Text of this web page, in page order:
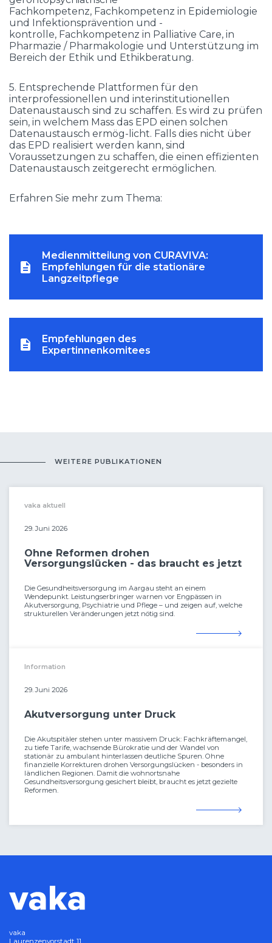
Fachkompetenz, Fachkompetenz in Epidemiologie
und Infektionsprävention und -
kontrolle, Fachkompetenz in Palliative Care, in
Pharmazie / Pharmakologie und Unterstützung im
Bereich der Ethik und Ethikberatung.
5. Entsprechende Plattformen für den
interprofessionellen und interinstitutionellen
Datenaustausch sind zu schaffen. Es wird zu prüfen
sein, in welchem Mass das EPD einen solchen
Datenaustausch ermög-licht. Falls dies nicht über
das EPD realisiert werden kann, sind
Voraussetzungen zu schaffen, die einen effizienten
Datenaustausch zeitgerecht ermöglichen.
Erfahren Sie mehr zum Thema:
Medienmitteilung von CURAVIVA:
Empfehlungen für die stationäre
Langzeitpflege
Empfehlungen des
Expertinnenkomitees
WEITERE PUBLIKATIONEN
vaka aktuell
29. Juni 2026
Ohne Reformen drohen
Versorgungslücken - das braucht es jetzt
Die Gesundheitsversorgung im Aargau steht an einem
Wendepunkt. Leistungserbringer warnen vor Engpässen in
Akutversorgung, Psychiatrie und Pflege – und zeigen auf, welche
strukturellen Veränderungen jetzt nötig sind.
Information
29. Juni 2026
Akutversorgung unter Druck
Die Akutspitäler stehen unter massivem Druck: Fachkräftemangel,
zu tiefe Tarife, wachsende Bürokratie und der Wandel von
stationär zu ambulant hinterlassen deutliche Spuren. Ohne
finanzielle Korrekturen drohen Versorgungslücken - besonders in
ländlichen Regionen. Damit die wohnortsnahe
Gesundheitsversorgung gesichert bleibt, braucht es jetzt gezielte
Reformen.
vaka
Laurenzenvorstadt 11